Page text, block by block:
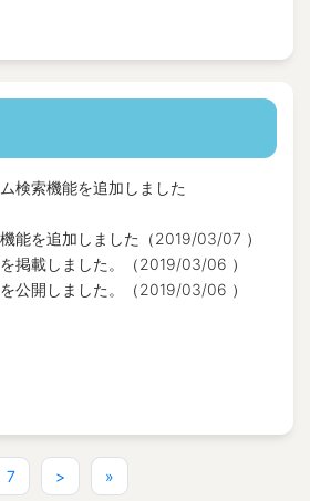
検索機能を追加しました
能を追加しました（2019/03/07 ）
掲載しました。（2019/03/06 ）
公開しました。（2019/03/06 ）
7 > »